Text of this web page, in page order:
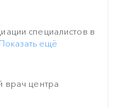
специалистов в
Показать ещё
врач центра